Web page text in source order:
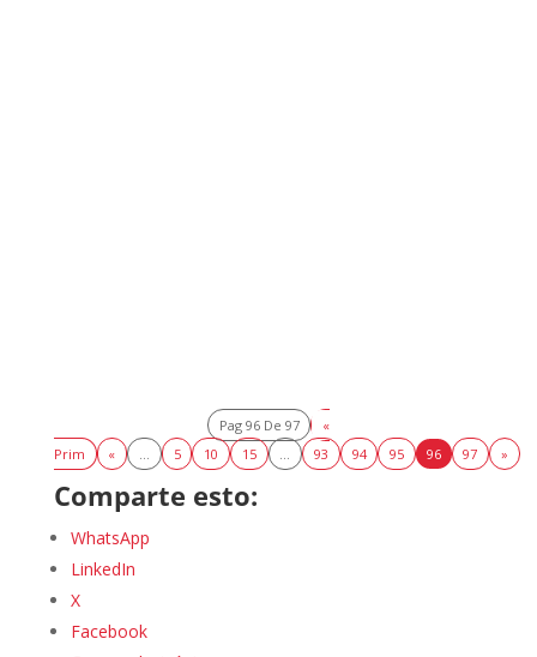
Pag 96 De 97
«
Prim
« ... 5 10 15 ... 93 94 95 96 97 »
Comparte esto:
WhatsApp
LinkedIn
X
Facebook